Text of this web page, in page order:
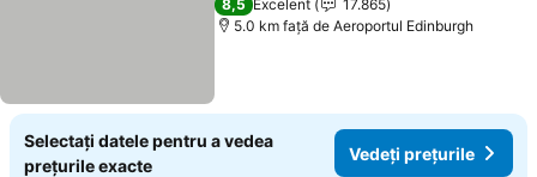
8,5 Excelent
17.865
5.0 km faţă de Aeroportul Edinburgh
Selectați datele pentru a vedea
prețurile exacte
Vedeți prețurile